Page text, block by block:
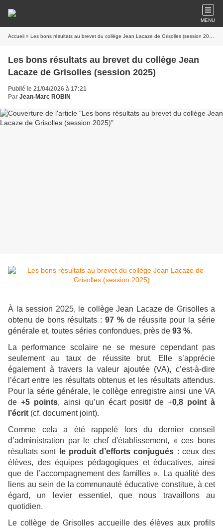
MENU
Accueil » Les bons résultats au brevet du collège Jean Lacaze de Grisolles (session 2025)
Les bons résultats au brevet du collège Jean
Lacaze de Grisolles (session 2025)
Publié le 21/04/2026 à 17:21
Par Jean-Marc ROBIN
À la session 2025, le collège Jean Lacaze de Grisolles a
obtenu de bons résultats :97 %de réussite pour la série
générale et, toutes séries confondues, près de 93 %.
La performance scolaire ne se mesure cependant pas
seulement au taux de réussite brut. Elle s’apprécie
également à travers la valeur ajoutée (VA), c’est-à-dire
l’écart entre les résultats obtenus et les résultats attendus.
Pour la série générale, le collège enregistre ainsi une VA
de +5 points, ainsi qu’un écart positif de +0,8 point à
l’écrit (cf. document joint).
Comme cela a été rappelé lors du dernier conseil
d’administration par le chef d'établissement, « ces bons
résultats sont le produit d’efforts conjugués : ceux des
élèves, des équipes pédagogiques et éducatives, ainsi
que de l’accompagnement des familles ». La qualité des
liens au sein de la communauté éducative constitue, à cet
égard, un levier essentiel, que nous travaillons au
quotidien.
Le collège de Grisolles accueille des élèves aux profils